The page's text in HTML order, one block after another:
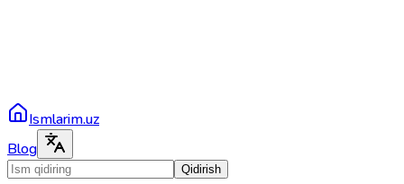
Ismlarim.uz
Blog
Qidirish